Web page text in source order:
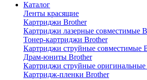
Каталог
Ленты красящие
Картриджи Brother
Картриджи лазерные совместимые
Тонер-картриджи Brother
Картриджи струйные совместимые
Драм-юниты Brother
Картриджи струйные оригинальные
Картридж-пленки Brother